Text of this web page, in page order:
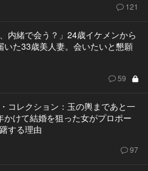
121
、内緒で会う？」24歳イケメンから
いた33歳美人妻。会いたいと懇願
59
コレクション：玉の輿まであと一
けて結婚を狙った女がプロポー
する理由
97